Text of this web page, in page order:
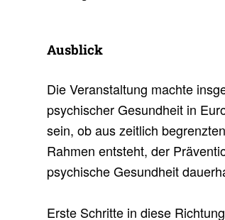
Ausblick
Die Veranstaltung machte
psychischer Gesundheit in
sein, ob aus zeitlich
Rahmen entsteht, der
psychische Gesundheit
Erste Schritte in diese